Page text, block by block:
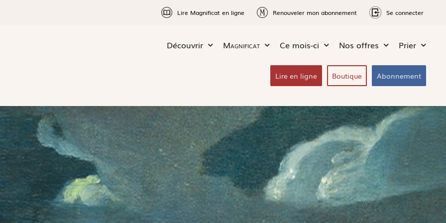
Lire Magnificat en ligne Renouveler mon abonnement Se connecter
Découvrir Magnificat Ce mois-ci Nos offres Prier
Lire en ligne Boutique Abonnement